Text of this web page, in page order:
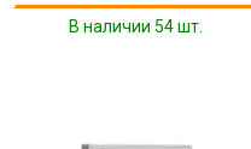
В наличии 54 шт.